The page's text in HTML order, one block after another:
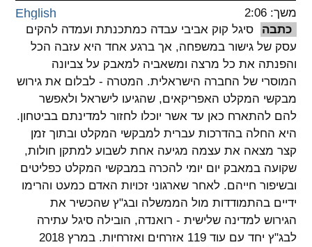
spellcheck
ניגודיות צבעים
brightness_high
ניגודיות בהירה
brightness_low
ניגודיות כהה
קישורים
format_underlined
קו תחתי לקישורים
font_download
סימון קישורים
משך: 2:06 Ehglish
כתבה
סיגל קוק אביבי עבדה כמתכנתת ועמדה להקים
עסק של גישור במשפחה, אך ברגע אחד היא עזבה הכל
והפנתה את כל מרצה ומשאביה למאבק על צביונה
המוסרי של החברה הישראלית. המטרה - לבלום את גירוש
מבקשי המקלט האפריקאים, שהגיעו לישראל ולאפשר
להם להתארח כאן עד אשר יוכלו לחזור למדינתם בביטחון.
היא החלה בהדרכות עברית למבקשי המקלט ובתוך זמן
קצר מצאה את עצמה מגיעה אחת לשבוע למתקן חולות,
שקועה במאבק יום יומי להכרה במבקשי המקלט כפליטים
ובשיפור חייהם. לאחר שארגוני זכויות האדם כמעט והרימו
ידיים בהתמודדות מול הממשלה ובג"ץ שהכשיר את
הגירוש למדינה שלישית - רואנדה, הובילה סיגל עתירה
לבג"ץ יחד עם עוד 119 אזרחים ואזרחיות. במרץ 2018